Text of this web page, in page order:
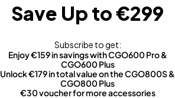
Save Up to €299
Subscribe to get:
Enjoy €159 in savings with CGO600 Pro &
CGO600 Plus
Unlock €179 in total value on the CGO800S &
CGO800 Plus
€30 voucher for more accessories